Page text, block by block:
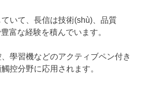
て、長信は技術(shù)、品質
富な経験を積んでいます。
、學習機などのアクティブペン付き
分野に応用されます。